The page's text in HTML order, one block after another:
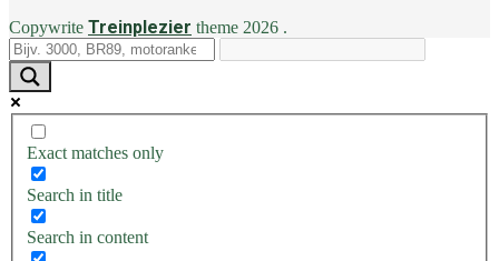
Copywrite Treinplezier theme 2026 .
Exact matches only
Search in title
Search in content